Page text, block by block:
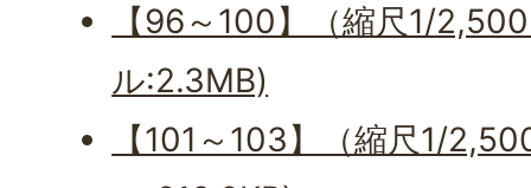
【96～100】（縮尺1/
ル:2.3MB)
【101～103】（縮尺1/